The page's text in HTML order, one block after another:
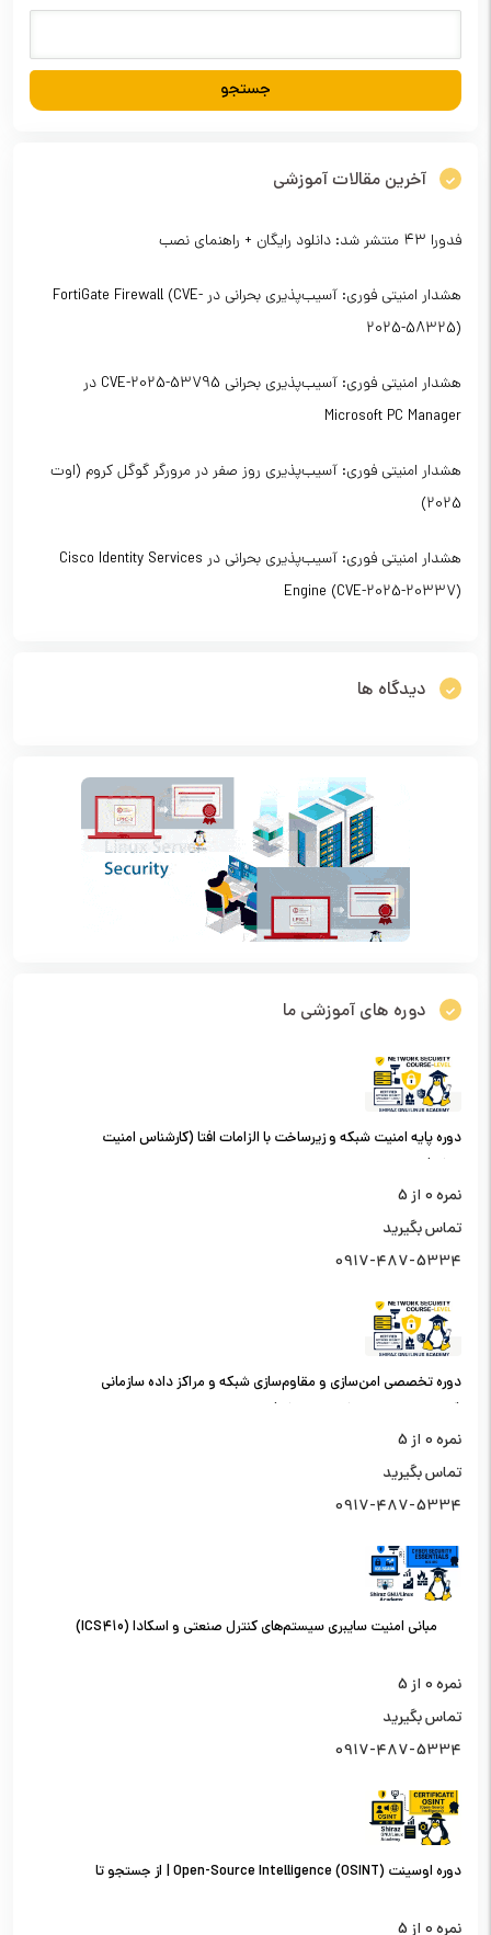
آخرین مقالات آموزشی
فدورا ۴۳ منتشر شد: دانلود رایگان + راهنمای نصب
هشدار امنیتی فوری: آسیب‌پذیری بحرانی در FortiGate Firewall (CVE-
2025-58325)
هشدار امنیتی فوری: آسیب‌پذیری بحرانی CVE-2025-53795 در
Microsoft PC Manager
هشدار امنیتی فوری: آسیب‌پذیری روز صفر در مرورگر گوگل کروم (اوت
2025)
هشدار امنیتی فوری: آسیب‌پذیری بحرانی در Cisco Identity Services
Engine (CVE-2025-20337)
دیدگاه ها
دوره های آموزشی ما
دوره پایه امنیت شبکه و زیرساخت با الزامات افتا (کارشناس امنیت
شبکه)
نمره0 از 5
تماس بگیرید
0917-487-5334
دوره تخصصی امن‌سازی و مقاوم‌سازی شبکه و مراکز داده سازمانی
(کارشناس امنیت شبکه سطح یک)
نمره0 از 5
تماس بگیرید
0917-487-5334
مبانی امنیت سایبری سیستم‌های کنترل صنعتی و اسکادا (ICS410)
نمره0 از 5
تماس بگیرید
0917-487-5334
دوره اوسینت (OSINT) Open-Source Intelligence | از جستجو تا
نمره0 از 5